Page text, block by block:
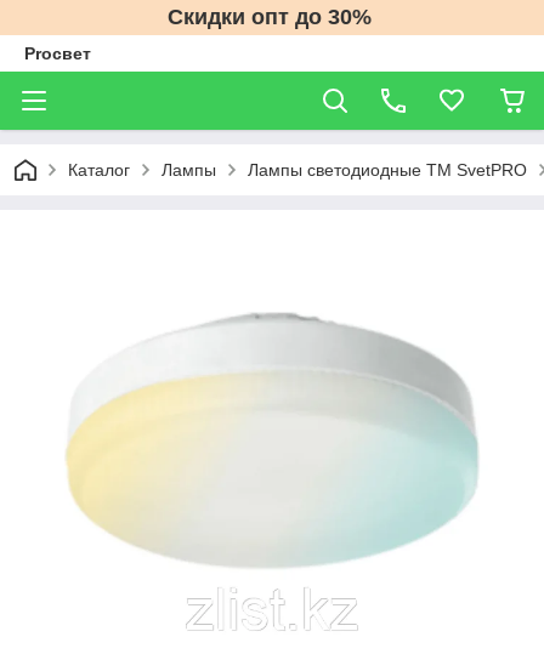
Скидки опт до 30%
Proсвет
Каталог Лампы Лампы светодиодные ТМ SvetPRO